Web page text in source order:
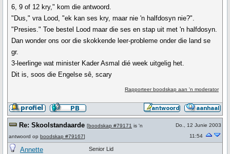
6, 9 of 12 kry," kom die antwoord.
"Dus," vra Lood, "ek kan ses kry, maar nie 'n halfdosyn nie?".
"Presies." Toe bestel Lood maar die ses en stap uit met 'n halfdosyn.
Dan wonder ons oor die skokkende leer-probleme onder die land se
gr.
3-leerlinge wat minister Kader Asmal dié week uitgelig het.
Dit is, soos die Engelse sê, scary
Rapporteer boodskap aan 'n moderator
Re: Skoolstandaarde [boodskap #79171 is 'n
antwoord op boodskap #79167]
Do., 12 Junie 2003
11:54
Annette Senior Lid